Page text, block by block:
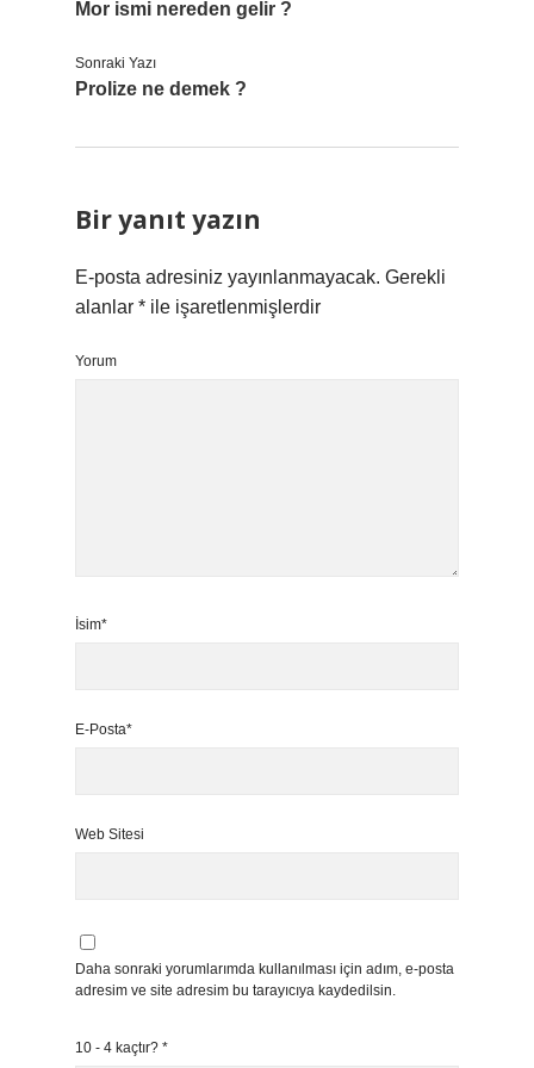
Mor ismi nereden gelir ?
Sonraki Yazı
Prolize ne demek ?
Bir yanıt yazın
E-posta adresiniz yayınlanmayacak. Gerekli
alanlar * ile işaretlenmişlerdir
Yorum
İsim*
E-Posta*
Web Sitesi
Daha sonraki yorumlarımda kullanılması için adım, e-posta
adresim ve site adresim bu tarayıcıya kaydedilsin.
10 - 4 kaçtır? *